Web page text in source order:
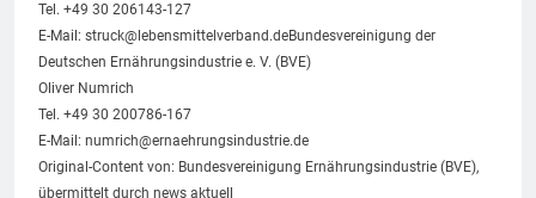
Tel. +49 30 206143-127
E-Mail: struck@lebensmittelverband.deBundesvereinigung der
Deutschen Ernährungsindustrie e. V. (BVE)
Oliver Numrich
Tel. +49 30 200786-167
E-Mail: numrich@ernaehrungsindustrie.de
Original-Content von: Bundesvereinigung Ernährungsindustrie (BVE),
übermittelt durch news aktuell